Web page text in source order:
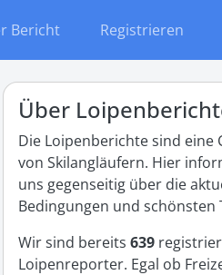
Bericht Registrieren
Über
Die Loipenberichte sind eine
von Skilangläufern. Hier
uns gegenseitig über die
Bedingungen und schönsten
Wir sind bereits 639
Loipenreporter. Egal ob